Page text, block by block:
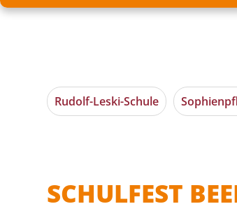
Rudolf-Leski-Schule
SCHULFEST